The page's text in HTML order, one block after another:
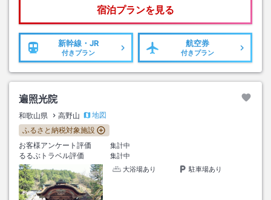
宿泊プランを見る
新幹線・JR
付きプラン
航空券
付きプラン
遍照光院
和歌山県 高野山
地図
ふるさと納税対象施設
お客様アンケート評価
集計中
るるぶトラベル評価
集計中
大浴場あり
駐車場あり